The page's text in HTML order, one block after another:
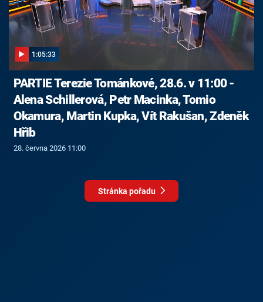
1:05:33
PARTIE Terezie Tománkové, 28.6. v 11:00 -
Alena Schillerová, Petr Macinka, Tomio
Okamura, Martin Kupka, Vít Rakušan, Zdeněk
Hřib
28. června 2026 11:00
Stránka pořadu